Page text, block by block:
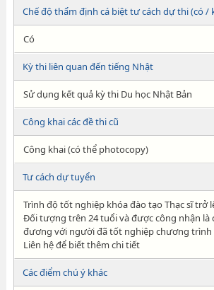
Chế độ thẩm định cá biệt tư cách dự thi (có /
Có
Kỳ thi liên quan đến tiếng Nhật
Sử dụng kết quả kỳ thi Du học Nhật Bản
Công khai các đề thi cũ
Công khai (có thể photocopy)
Tư cách dự tuyển
Trình độ tốt nghiệp khóa đào tạo Thạc sĩ trở
Đối tượng trên 24 tuổi và được công nhận
đương với người đã tốt nghiệp chương trình
Liên hệ để biết thêm chi tiết
Các điểm chú ý khác